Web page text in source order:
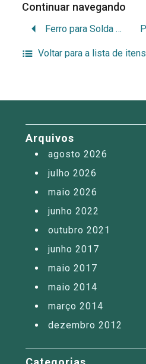
Continuar navegando
Ferro para Solda de Chumbo e Estanito.
Voltar para a lista de itens
Arquivos
agosto 2026
julho 2026
maio 2026
junho 2022
outubro 2021
junho 2017
maio 2017
maio 2014
março 2014
dezembro 2012